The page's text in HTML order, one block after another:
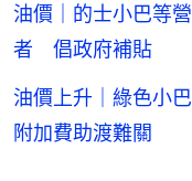
油價｜的士小巴等
者 倡政府補貼
油價上升｜綠色小
附加費助渡難關